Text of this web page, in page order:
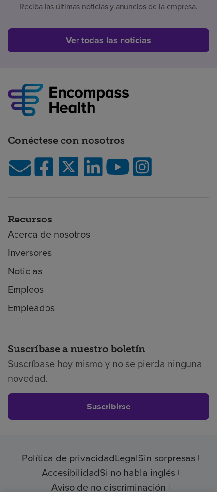
Reciba las últimas noticias y anuncios de la empresa.
Ver todas las noticias
Conéctese con nosotros
Recursos
Acerca de nosotros
Inversores
Noticias
Empleos
Empleados
Suscríbase a nuestro boletín
Suscríbase hoy mismo y no se pierda ninguna
novedad.
Suscribirse
Política de privacidadLegalSin sorpresas
AccesibilidadSi no habla inglés
Aviso de no discriminación